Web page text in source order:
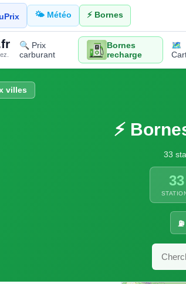
🌤️ Météo ⚡ Bornes
🔍 Prix
carburant
Bornes
recharge
🗺️
villes
⚡
33
33